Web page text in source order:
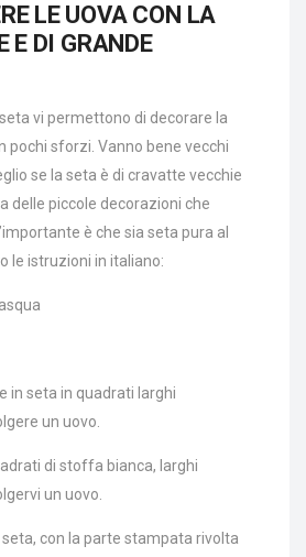
LE UOVA CON LA
E DI GRANDE
seta vi permettono di decorare la
pochi sforzi. Vanno bene vecchi
se la seta è di cravatte vecchie
delle piccole decorazioni che
è che sia seta pura al
le istruzioni in italiano:
in seta in quadrati larghi
un uovo.
di stoffa bianca, larghi
un uovo.
con la parte stampata rivolta